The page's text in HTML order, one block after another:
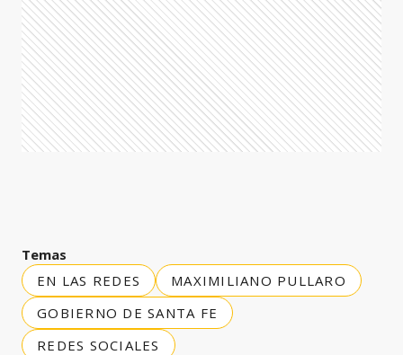
Temas
EN LAS REDES
MAXIMILIANO PULLARO
GOBIERNO DE SANTA FE
REDES SOCIALES